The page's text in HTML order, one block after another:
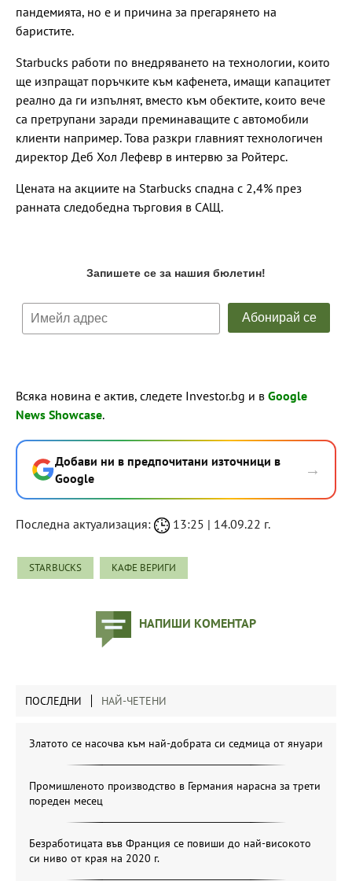
пандемията, но е и причина за прегарянето на
баристите.
Starbucks работи по внедряването на технологии, които
ще изпращат поръчките към кафенета, имащи капацитет
реално да ги изпълнят, вместо към обектите, които вече
са претрупани заради преминаващите с автомобили
клиенти например. Това разкри главният технологичен
директор Деб Хол Лефевр в интервю за Ройтерс.
Цената на акциите на Starbucks спадна с 2,4% през
ранната следобедна търговия в САЩ.
Всяка новина е актив, следете Investor.bg и в Google
News Showcase.
Добави ни в предпочитани източници в
Google
→
Последна актуализация: 13:25 | 14.09.22 г.
STARBUCKS КАФЕ ВЕРИГИ
НАПИШИ КОМЕНТАР
ПОСЛЕДНИ НАЙ-ЧЕТЕНИ
Златото се насочва към най-добрата си седмица от януари
Промишленото производство в Германия нарасна за трети
пореден месец
Безработицата във Франция се повиши до най-високото
си ниво от края на 2020 г.